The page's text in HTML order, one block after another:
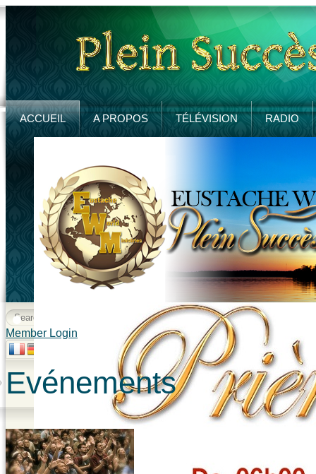
ACCUEIL A PROPOS TÉLÉVISION RADIO
Member Login
Evénements